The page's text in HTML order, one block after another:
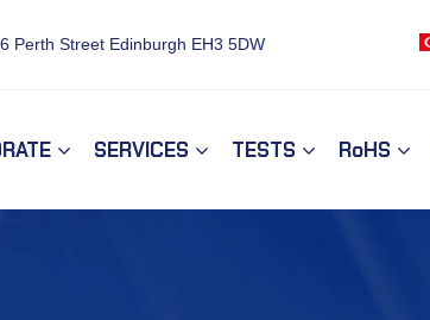
Perth Street Edinburgh EH3 5DW
SERVICES TESTS RoHS